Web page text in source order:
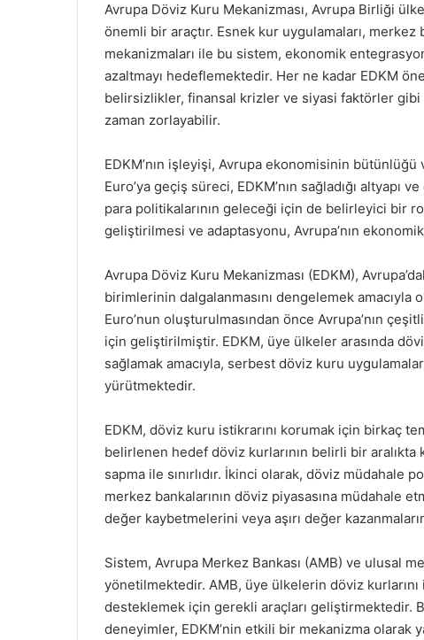
Avrupa Döviz Kuru Mekanizması, Avrupa Birliği
önemli bir araçtır. Esnek kur uygulamaları,
mekanizmaları ile bu sistem, ekonomik
azaltmayı hedeflemektedir. Her ne kadar EDKM
belirsizlikler, finansal krizler ve siyasi faktörler gibi
zaman zorlayabilir.
EDKM’nın işleyişi, Avrupa ekonomisinin
Euro’ya geçiş süreci, EDKM’nın sağladığı altyapı
para politikalarının geleceği için de belirleyici bir
geliştirilmesi ve adaptasyonu, Avrupa’nın ekonomik
Avrupa Döviz Kuru Mekanizması (EDKM),
birimlerinin dalgalanmasını dengelemek
Euro’nun oluşturulmasından önce Avrupa’nın
için geliştirilmiştir. EDKM, üye ülkeler arasında
sağlamak amacıyla, serbest döviz kuru
yürütmektedir.
EDKM, döviz kuru istikrarını korumak için birkaç
belirlenen hedef döviz kurlarının belirli bir aralıkta
sapma ile sınırlıdır. İkinci olarak, döviz müdahale
merkez bankalarının döviz piyasasına müdahale
değer kaybetmelerini veya aşırı değer
Sistem, Avrupa Merkez Bankası (AMB) ve ulusal
yönetilmektedir. AMB, üye ülkelerin döviz
desteklemek için gerekli araçları geliştirmektedir.
deneyimler, EDKM’nin etkili bir mekanizma olarak